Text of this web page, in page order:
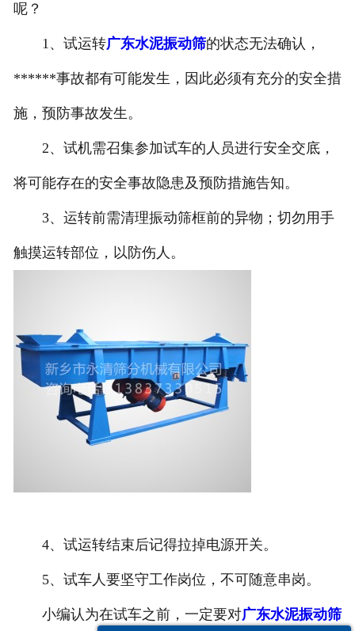
呢？
1、试运转广东水泥振动筛的状态无法确认，
******事故都有可能发生，因此必须有充分的安全措
施，预防事故发生。
2、试机需召集参加试车的人员进行安全交底，
将可能存在的安全事故隐患及预防措施告知。
3、运转前需清理振动筛框前的异物；切勿用手
触摸运转部位，以防伤人。
4、试运转结束后记得拉掉电源开关。
5、试车人要坚守工作岗位，不可随意串岗。
小编认为在试车之前，一定要对广东水泥振动筛